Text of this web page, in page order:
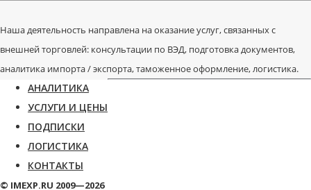
Наша деятельность направлена на оказание услуг, связанных с
внешней торговлей: консультации по ВЭД, подготовка документов,
аналитика импорта / экспорта, таможенное оформление, логистика.
АНАЛИТИКА
УСЛУГИ И ЦЕНЫ
ПОДПИСКИ
ЛОГИСТИКА
КОНТАКТЫ
© IMEXP.RU 2009—2026